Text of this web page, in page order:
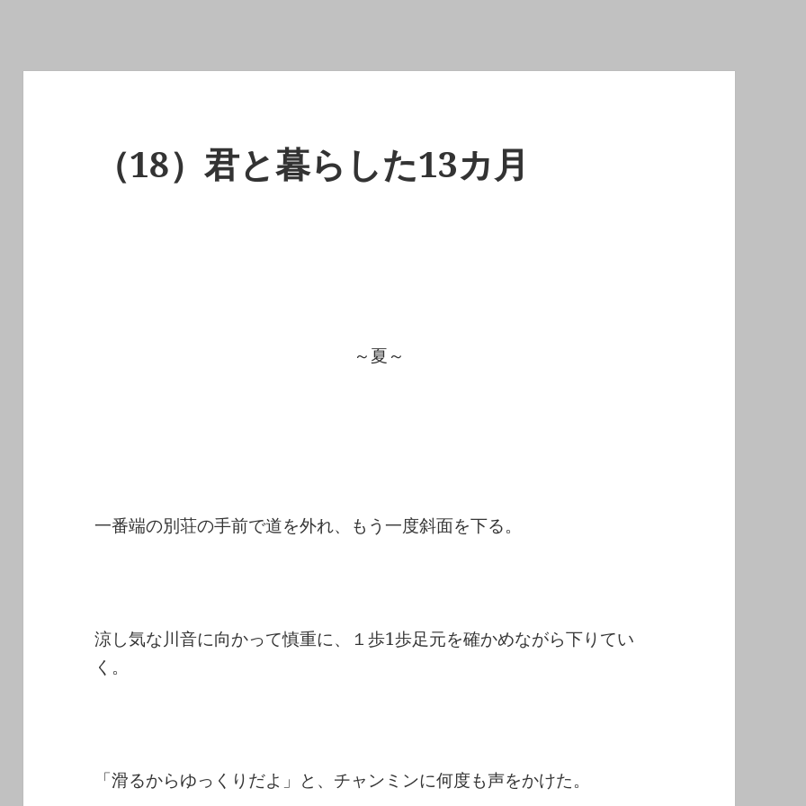
（18）君と暮らした13カ月
～夏～
一番端の別荘の手前で道を外れ、もう一度斜面を下る。
涼し気な川音に向かって慎重に、１歩1歩足元を確かめながら下りてい
く。
「滑るからゆっくりだよ」と、チャンミンに何度も声をかけた。